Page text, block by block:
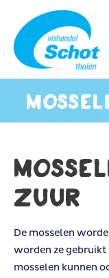
inhoud
zuur
De mosselen
worden ze gebruikt
mosselen kunnen